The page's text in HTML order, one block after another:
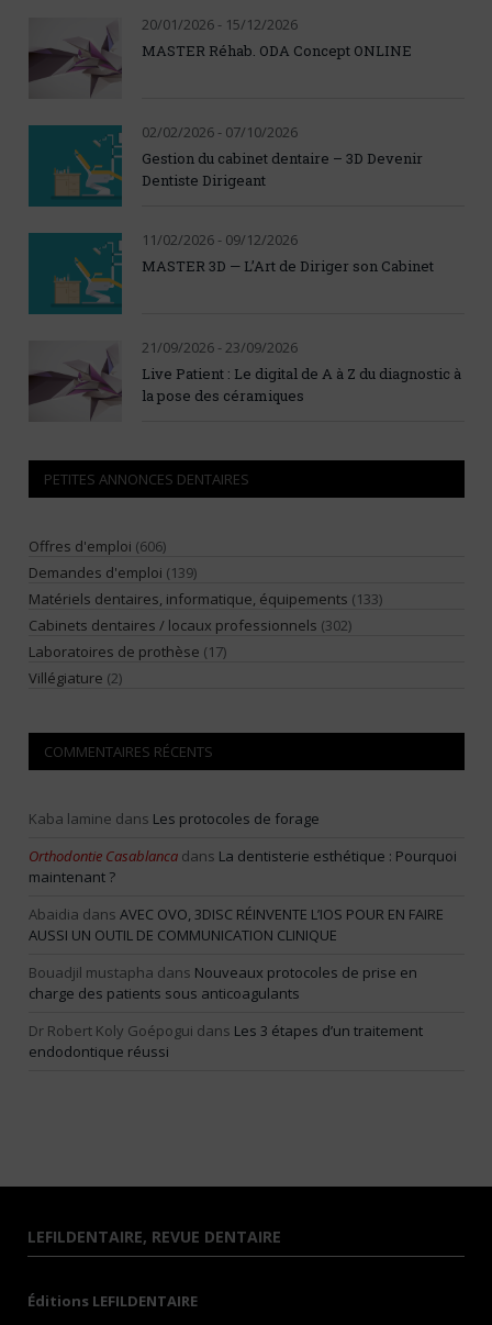
20/01/2026 - 15/12/2026
MASTER Réhab. ODA Concept ONLINE
02/02/2026 - 07/10/2026
Gestion du cabinet dentaire – 3D Devenir
Dentiste Dirigeant
11/02/2026 - 09/12/2026
MASTER 3D — L’Art de Diriger son Cabinet
21/09/2026 - 23/09/2026
Live Patient : Le digital de A à Z du diagnostic à
la pose des céramiques
PETITES ANNONCES DENTAIRES
Offres d'emploi (606)
Demandes d'emploi (139)
Matériels dentaires, informatique, équipements (133)
Cabinets dentaires / locaux professionnels (302)
Laboratoires de prothèse (17)
Villégiature (2)
COMMENTAIRES RÉCENTS
Kaba lamine dans Les protocoles de forage
Orthodontie Casablanca dans La dentisterie esthétique : Pourquoi
maintenant ?
Abaidia dans AVEC OVO, 3DISC RÉINVENTE L’IOS POUR EN FAIRE
AUSSI UN OUTIL DE COMMUNICATION CLINIQUE
Bouadjil mustapha dans Nouveaux protocoles de prise en
charge des patients sous anticoagulants
Dr Robert Koly Goépogui dans Les 3 étapes d’un traitement
endodontique réussi
LEFILDENTAIRE, REVUE DENTAIRE
Éditions LEFILDENTAIRE